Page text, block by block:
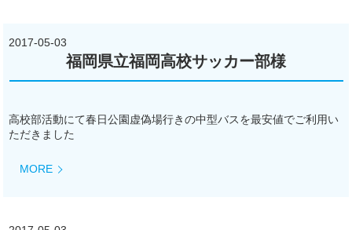
2017-05-03
福岡県立福岡高校サッカー部様
高校部活動にて春日公園虚偽場行きの中型バスを最安値でご利用い
ただきました
MORE